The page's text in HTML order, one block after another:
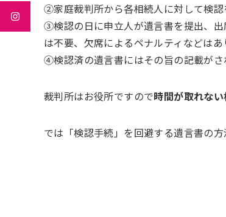
②家庭裁判所から各相続人に対して検認
③検認の日に申立人が遺言書を提出、
は不要、欠席によるペナルティなどはあ
④検認済の遺言書にはその旨の記載がさ
裁判所はお役所ですので時間が取れな
では「検認手続」を回避する遺言書の方